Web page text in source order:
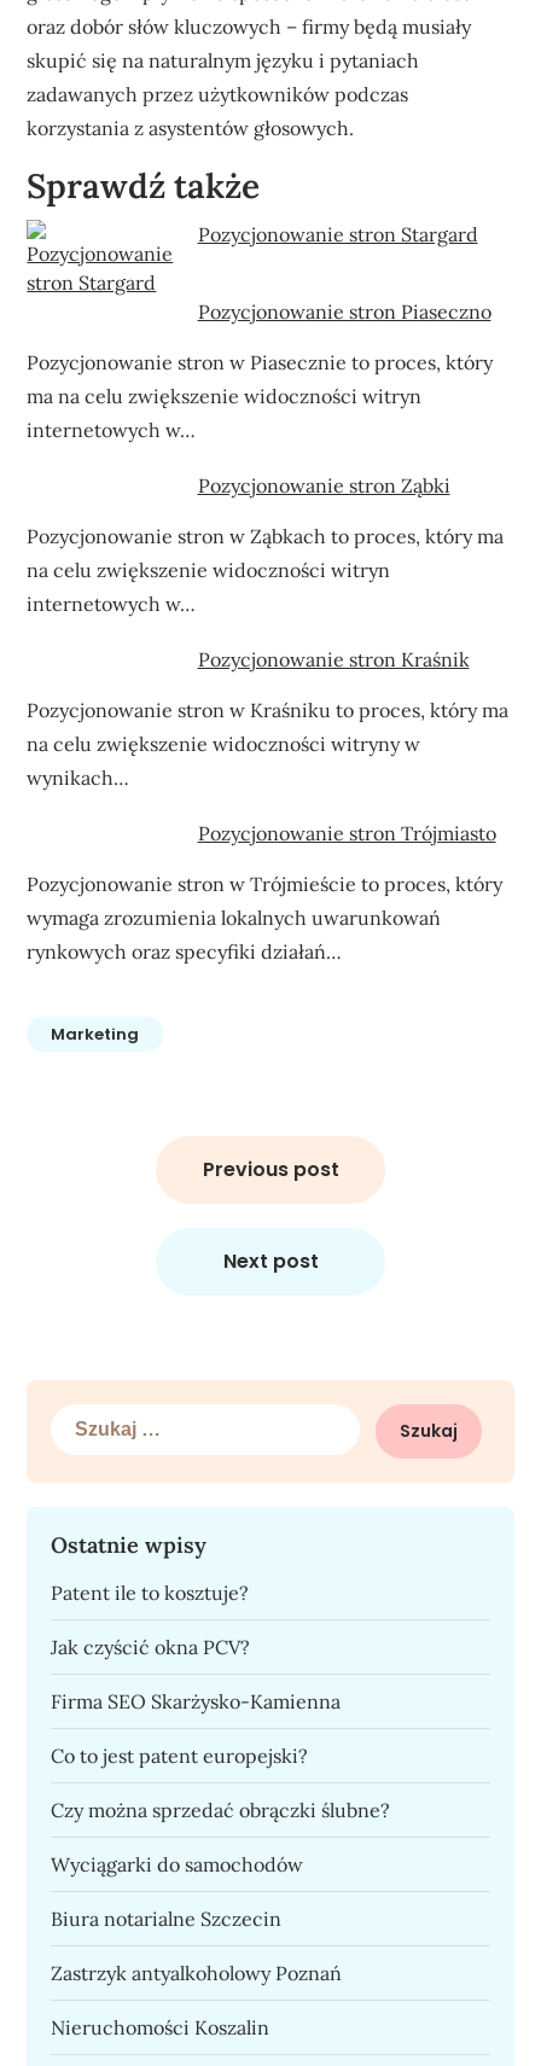
oraz dobór słów kluczowych – firmy będą musiały
skupić się na naturalnym języku i pytaniach
zadawanych przez użytkowników podczas
korzystania z asystentów głosowych.
Sprawdź także
Pozycjonowanie stron Stargard
Pozycjonowanie stron Piaseczno
Pozycjonowanie stron w Piasecznie to proces, który
ma na celu zwiększenie widoczności witryn
internetowych w…
Pozycjonowanie stron Ząbki
Pozycjonowanie stron w Ząbkach to proces, który ma
na celu zwiększenie widoczności witryn
internetowych w…
Pozycjonowanie stron Kraśnik
Pozycjonowanie stron w Kraśniku to proces, który ma
na celu zwiększenie widoczności witryny w
wynikach…
Pozycjonowanie stron Trójmiasto
Pozycjonowanie stron w Trójmieście to proces, który
wymaga zrozumienia lokalnych uwarunkowań
rynkowych oraz specyfiki działań…
Marketing
Previous post
Next post
Szukaj:
Ostatnie wpisy
Patent ile to kosztuje?
Jak czyścić okna PCV?
Firma SEO Skarżysko-Kamienna
Co to jest patent europejski?
Czy można sprzedać obrączki ślubne?
Wyciągarki do samochodów
Biura notarialne Szczecin
Zastrzyk antyalkoholowy Poznań
Nieruchomości Koszalin